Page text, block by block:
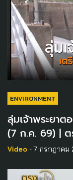
ENVIRONMENT
ลุ่มเจ้าพระยา
(7 ก.ค. 69) | ต
Video - 7 กรกฎาคม